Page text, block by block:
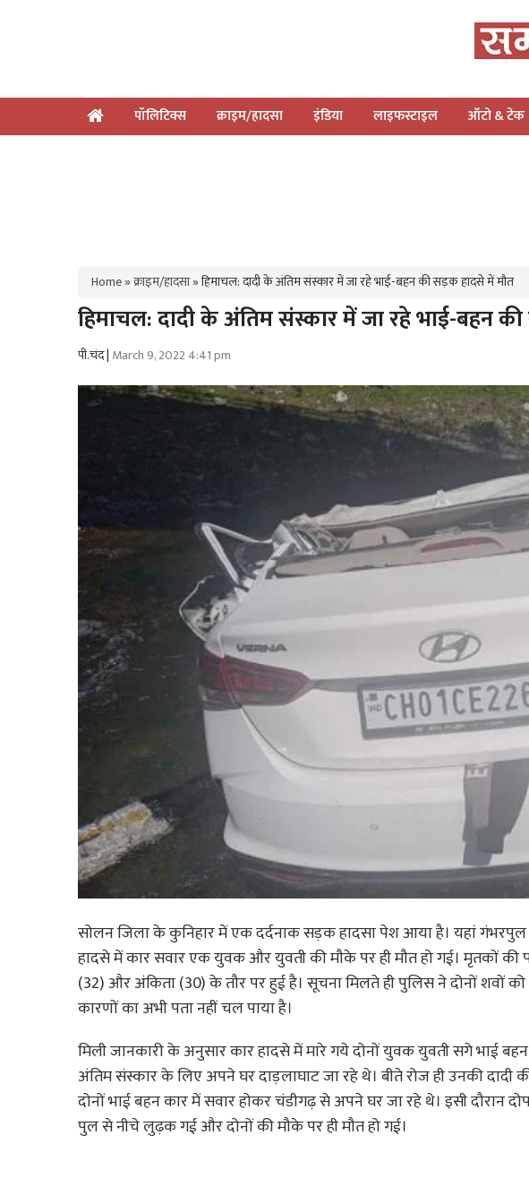
पॉलिटिक्स क्राइम/हादसा इंडिया लाइफस्टाइल ऑटो & टेक
Home»क्राइम/हादसा»हिमाचल: दादी के अंतिम संस्कार में जा रहे भाई-बहन की सड़क हादसे में मौत
हिमाचल: दादी के अंतिम संस्कार में जा रहे भाई-बहन
पी.चंद | March 9, 2022 4:41 pm
सोलन जिला के कुनिहार में एक दर्दनाक सड़क हादसा पेश आया है। यहां गंभरपुल
हादसे में कार सवार एक युवक और युवती की मौके पर ही मौत हो गई। मृतकों की
(32) और अंकिता (30) के तौर पर हुई है। सूचना मिलते ही पुलिस ने दोनों शवों
कारणों का अभी पता नहीं चल पाया है।
मिली जानकारी के अनुसार कार हादसे में मारे गये दोनों युवक युवती सगे भाई
अंतिम संस्कार के लिए अपने घर दाड़लाघाट जा रहे थे। बीते रोज ही उनकी
दोनों भाई बहन कार में सवार होकर चंडीगढ़ से अपने घर जा रहे थे। इसी दौरान
पुल से नीचे लुढ़क गई और दोनों की मौके पर ही मौत हो गई।